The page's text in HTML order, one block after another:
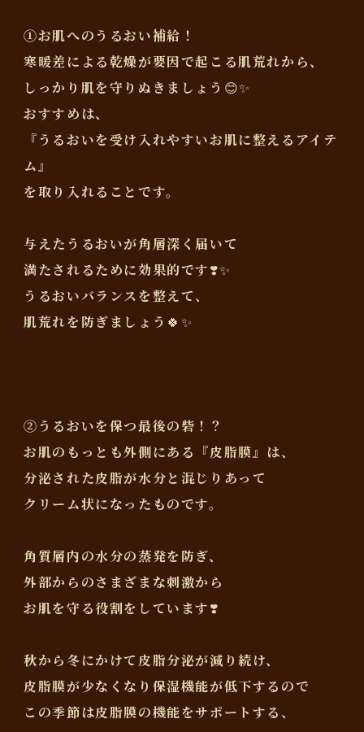
①お肌へのうるおい補給！
寒暖差による乾燥が要因で起こる肌荒れから、
しっかり肌を守りぬきましょう😊✨
おすすめは、
『うるおいを受け入れやすいお肌に整えるアイテ
ム』
を取り入れることです。
与えたうるおいが角層深く届いて
満たされるために効果的です❣️✨️
うるおいバランスを整えて、
肌荒れを防ぎましょう🍀✨
②うるおいを保つ最後の砦！？
お肌のもっとも外側にある『皮脂膜』は、
分泌された皮脂が水分と混じりあって
クリーム状になったものです。
角質層内の水分の蒸発を防ぎ、
外部からのさまざまな刺激から
お肌を守る役割をしています❣️
秋から冬にかけて皮脂分泌が減り続け、
皮脂膜が少なくなり保湿機能が低下するので
この季節は皮脂膜の機能をサポートする、